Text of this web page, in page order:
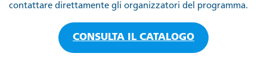
contattare direttamente gli organizzatori del programma.
CONSULTA IL CATALOGO